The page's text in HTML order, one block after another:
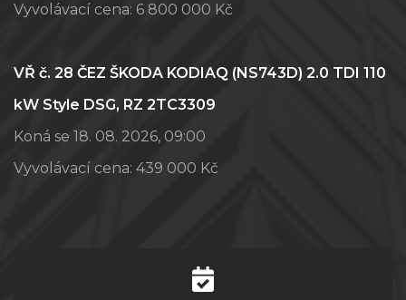
Vyvolávací cena: 6 800 000 Kč
VŘ č. 28 ČEZ ŠKODA KODIAQ (NS743D) 2.0 TDI 110
kW Style DSG, RZ 2TC3309
Koná se 18. 08. 2026, 09:00
Vyvolávací cena: 439 000 Kč